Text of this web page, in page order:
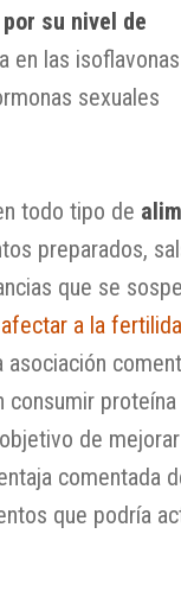
su nivel de
en las
sexuales
todo tipo de
preparados,
que se
afectar a la
consumir
de
comentada
que podría